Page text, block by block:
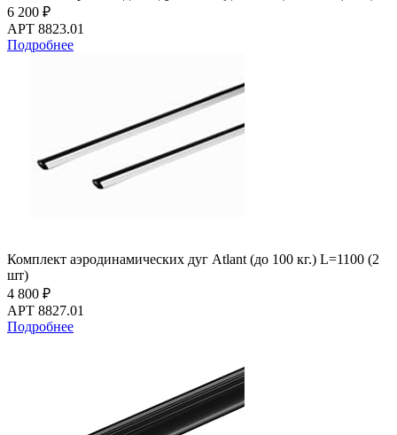
6 200 ₽
АРТ 8823.01
Подробнее
Комплект аэродинамических дуг Atlant (до 100 кг.) L=1100 (2
шт)
4 800 ₽
АРТ 8827.01
Подробнее